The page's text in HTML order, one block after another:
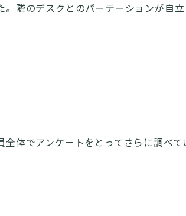
隣のデスクとのパーテーションが自
体でアンケートをとってさらに調べ